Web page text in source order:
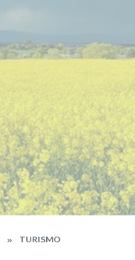
TURISMO